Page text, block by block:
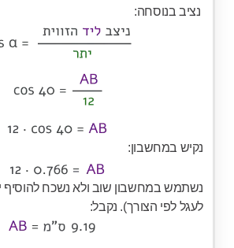
נציב בנוסחה:
נקיש במחשבון:
נשתמש במחשבון שוב ולא נשכח להוסיף
לעגל לפי הצורך). נקבל: